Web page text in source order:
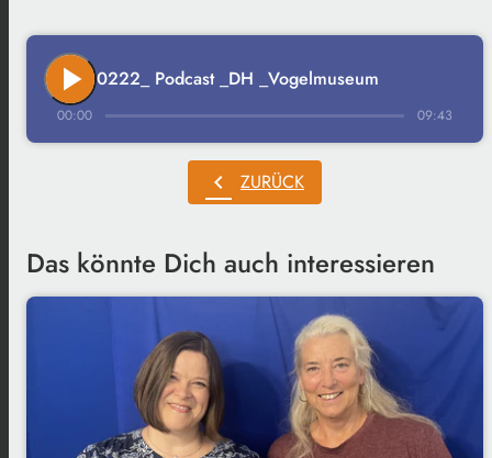
play_arrow 0222_ Podcast _DH _Vogelmuseum
00:00 09:43
chevron_left ZURÜCK
Das könnte Dich auch interessieren